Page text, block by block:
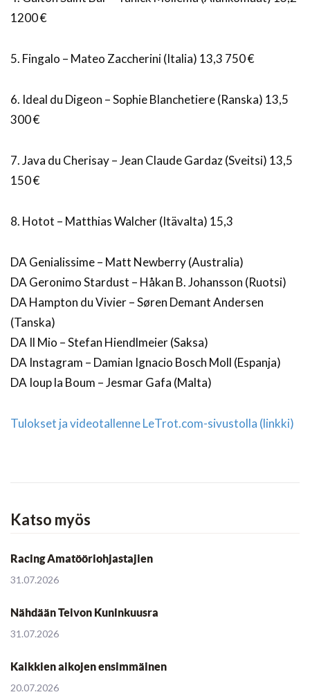
1200 €
5. Fingalo – Mateo Zaccherini (Italia) 13,3 750 €
6. Ideal du Digeon – Sophie Blanchetiere (Ranska) 13,5
300 €
7. Java du Cherisay – Jean Claude Gardaz (Sveitsi) 13,5
150 €
8. Hotot – Matthias Walcher (Itävalta) 15,3
DA Genialissime – Matt Newberry (Australia)
DA Geronimo Stardust – Håkan B. Johansson (Ruotsi)
DA Hampton du Vivier – Søren Demant Andersen
(Tanska)
DA Il Mio – Stefan Hiendlmeier (Saksa)
DA Instagram – Damian Ignacio Bosch Moll (Espanja)
DA Ioup la Boum – Jesmar Gafa (Malta)
Tulokset ja videotallenne LeTrot.com-sivustolla (linkki)
Katso myös
Racing Amatööriohjastajien
31.07.2026
Nähdään Teivon Kuninkuusra
31.07.2026
Kaikkien aikojen ensimmäinen
20.07.2026